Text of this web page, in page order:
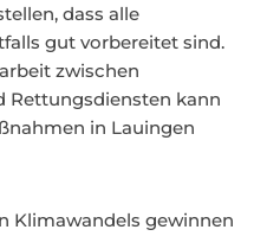
dass alle
gut vorbereitet sind.
zwischen
Rettungsdiensten kann
in Lauingen
Klimawandels gewinnen